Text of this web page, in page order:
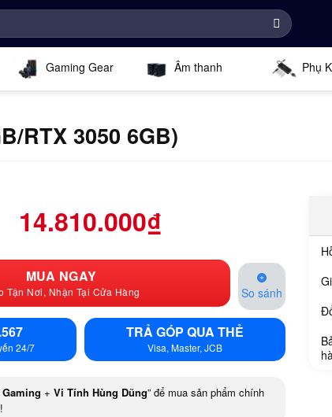
Gaming Gear Âm thanh Phụ
RTX 3050 6GB)
14.810.000₫
MUA NGAY
Tận Nơi, Nhận Tại Cửa Hàng So sánh
24/7
TRẢ GÓP QUA THẺ
Visa, Master, JCB
+ Vi Tính Hùng Dũng” để mua sản phẩm chính